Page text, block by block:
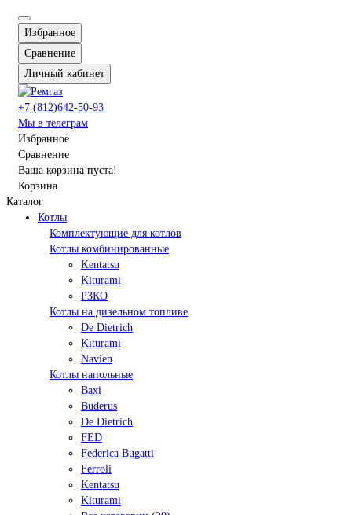
Избранное
Сравнение
Личный кабинет
+7 (812)642-50-93
Мы в телеграм
Избранное
Сравнение
Ваша корзина пуста!
Корзина
Каталог
Котлы
Комплектующие для котлов
Котлы комбинированные
Kentatsu
Kiturami
РЗКО
Котлы на дизельном топливе
De Dietrich
Kiturami
Navien
Котлы напольные
Baxi
Buderus
De Dietrich
FED
Federica Bugatti
Ferroli
Kentatsu
Kiturami